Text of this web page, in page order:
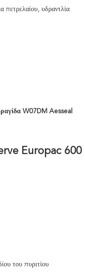
πετρελαίου, υδραντλία
W07DM Aesseal
Europac 600
του πυριτίου